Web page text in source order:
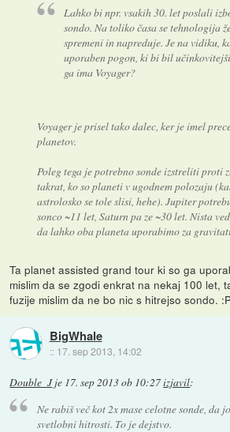
Lahko bi npr. vsakih 30. let poslali
sondo. Na toliko časa se tehnologija
spremeni in napreduje. Je na vidiku,
uporaben pogon, ki bi bil
ga ima Voyager?
Voyager je prisel tako dalec, ker je imel
planetov.
Poleg tega je potrebno sonde izstreliti proti
takrat, ko so planeti v ugodnem polozaju
astrolosko se tole slisi, hehe). Jupiter
sonco ~11 let, Saturn pa ze ~30 let. Nista
da lahko oba planeta uporabimo za
Ta planet assisted grand tour ki so ga
mislim da se zgodi enkrat na nekaj 100 let,
fuzije mislim da ne bo nic s hitrejso sondo.
BigWhale
:: 17. sep 2013, 14:02
Double_Jje 17. sep 2013 ob 10:27izjavil:
Ne rabiš več kot 2x mase celotne sonde, da
svetlobni hitrosti. To je dejstvo.